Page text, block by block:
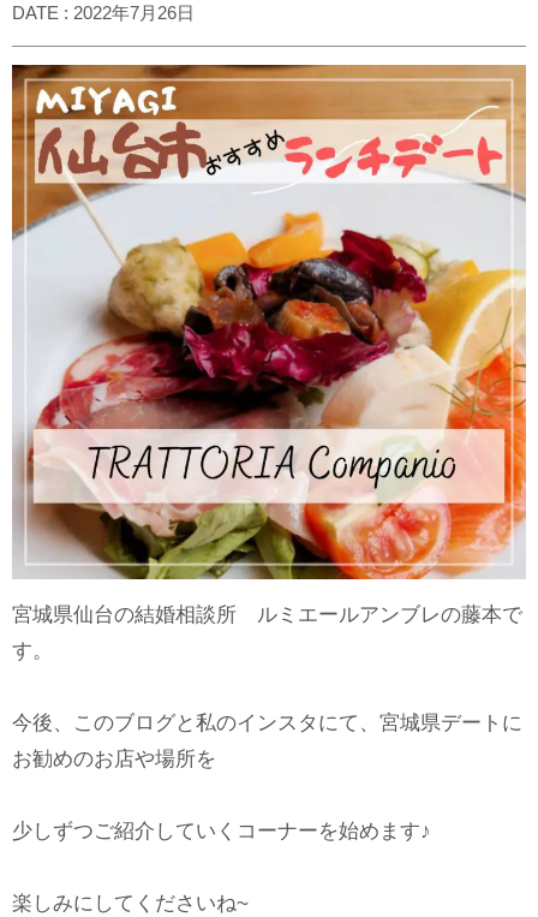
DATE : 2022年7月26日
宮城県仙台の結婚相談所 ルミエールアンブレの藤本で
す。
今後、このブログと私のインスタにて、宮城県デートに
お勧めのお店や場所を
少しずつご紹介していくコーナーを始めます♪
楽しみにしてくださいね~